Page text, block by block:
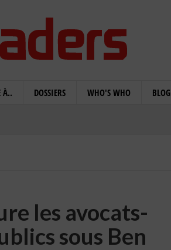
À.. DOSSIERS WHO'S WHO BLOG
les avocats-
sous Ben